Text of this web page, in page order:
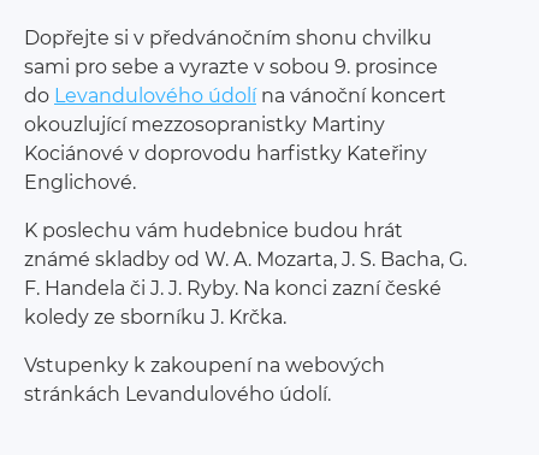
Dopřejte si v předvánočním shonu chvilku
sami pro sebe a vyrazte v sobou 9. prosince
do Levandulového údolína vánoční koncert
okouzlující mezzosopranistky Martiny
Kociánové v doprovodu harfistky Kateřiny
Englichové.
K poslechu vám hudebnice budou hrát
známé skladby od W. A. Mozarta, J. S. Bacha, G.
F. Handela či J. J. Ryby. Na konci zazní české
koledy ze sborníku J. Krčka.
Vstupenky k zakoupení na webových
stránkách Levandulového údolí.